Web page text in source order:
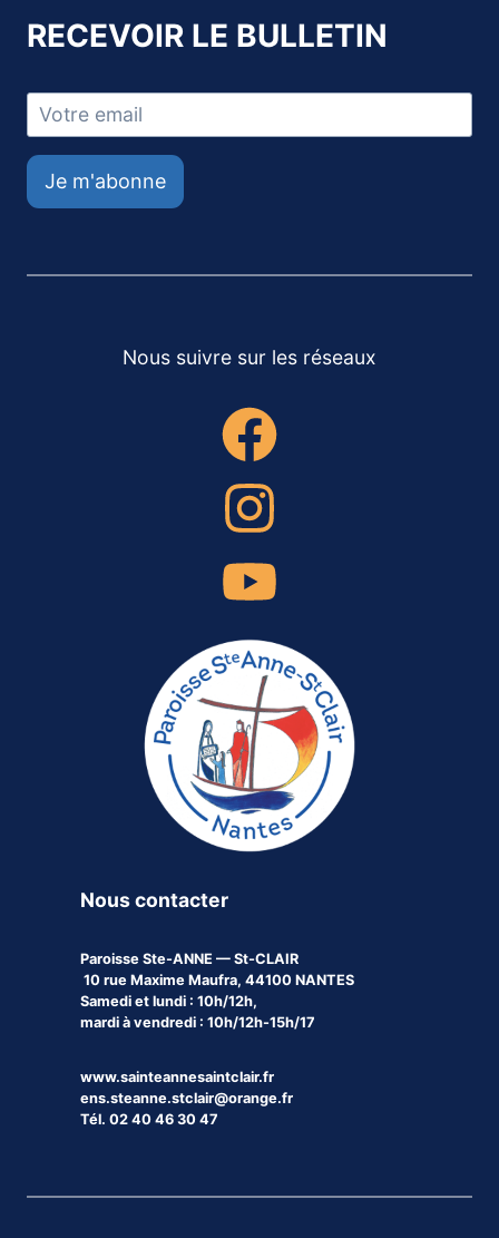
RECEVOIR LE BULLETIN
Je m'abonne
Nous suivre sur les réseaux
Nous contacter
Paroisse Ste-ANNE — St-CLAIR
10 rue Maxime Maufra, 44100 NANTES
Samedi et lundi : 10h/12h,
mardi à vendredi : 10h/12h-15h/17
www.sainteannesaintclair.fr
ens.steanne.stclair@orange.fr
Tél. 02 40 46 30 47